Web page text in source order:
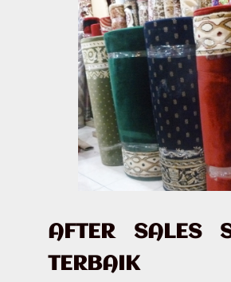
AFTER SALES
TERBAIK